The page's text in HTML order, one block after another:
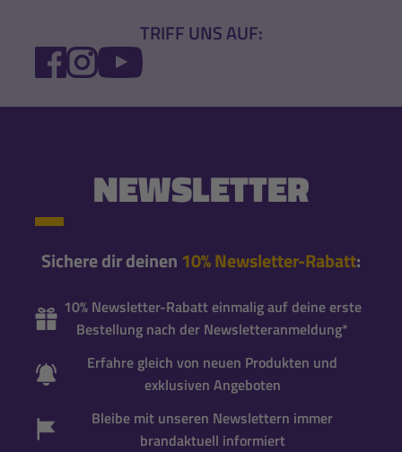
TRIFF UNS AUF:
FACEBOOK
INSTAGRAM
YOUTUBE
NEWSLETTER
Sichere dir deinen 10% Newsletter-Rabatt:
10% Newsletter-Rabatt einmalig auf deine erste
Bestellung nach der Newsletteranmeldung*
Erfahre gleich von neuen Produkten und
exklusiven Angeboten
Bleibe mit unseren Newslettern immer
brandaktuell informiert